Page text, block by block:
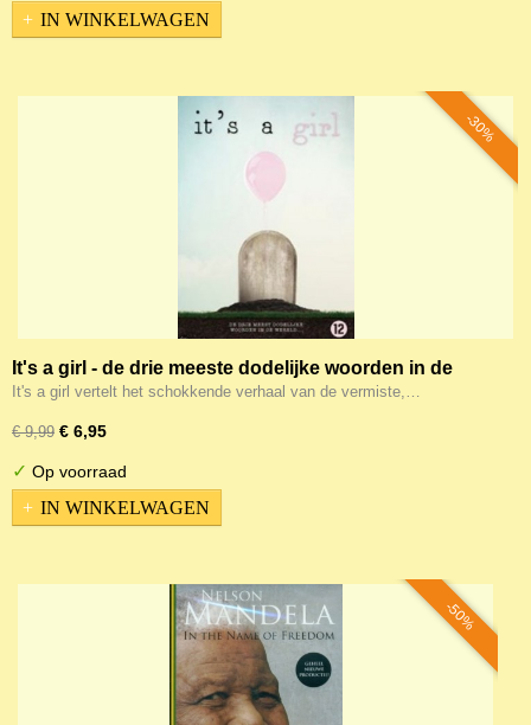
IN WINKELWAGEN
-30%
It's a girl - de drie meeste dodelijke woorden in de
wereld...
It's a girl vertelt het schokkende verhaal van de vermiste,…
€ 9,99 € 6,95
✓ Op voorraad
IN WINKELWAGEN
-50%